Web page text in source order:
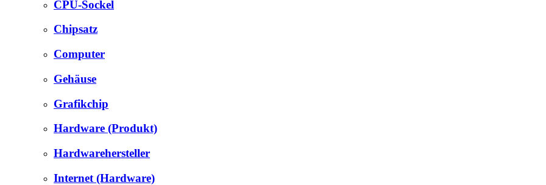
CPU-Sockel
Chipsatz
Computer
Gehäuse
Grafikchip
Hardware (Produkt)
Hardwarehersteller
Internet (Hardware)